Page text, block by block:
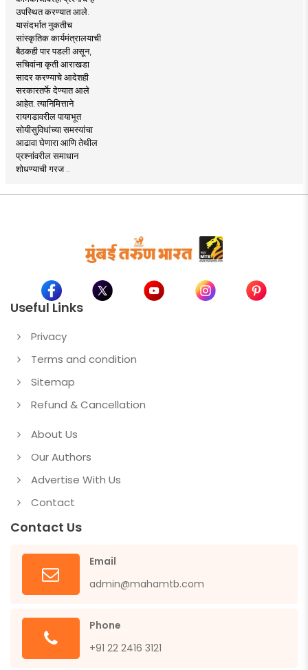
उपस्थित करण्यात आले.
यासंदर्भात नुकतीच
सांस्कृतिक कार्यमंत्रालयाची
बैठकही पार पडली असून,
सचिवांना कृती आराखडा
सादर करण्याचे आदेशही
सरकारतर्फे देण्यात आले
आहेत. त्यानिमित्ताने
रायगडावरील पायाभूत
सोयीसुविधांच्या समस्यांचा
आढावा घेणारा आणि तेथील
प्रश्नांवरील समाधान
शोधण्याची गरज ..
Useful Links
Privacy
Terms and condition
Sitemap
Refund & Cancellation
About Us
Our Authors
Advertise With Us
Contact
Contact Us
Email
admin@mahamtb.com
Phone
+91 22 2416 3121